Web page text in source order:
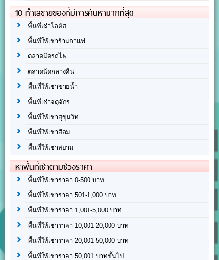
10 ทำเลขายของที่มีการค้นหามากที่สุด
พื้นที่เช่าโลตัส
พื้นที่ให้เช่าร้านกาแฟ
ตลาดนัดรถไฟ
ตลาดนัดกลางคืน
พื้นที่ให้เช่าขายน้ำ
พื้นที่เช่าจตุจักร
พื้นที่ให้เช่าสุขุมวิท
พื้นที่ให้เช่าสีลม
พื้นที่ให้เช่าสยาม
หาพื้นที่เช่าตามช่วงราคา
พื้นที่ให้เช่าราคา 0-500 บาท
พื้นที่ให้เช่าราคา 501-1,000 บาท
พื้นที่ให้เช่าราคา 1,001-5,000 บาท
พื้นที่ให้เช่าราคา 10,001-20,000 บาท
พื้นที่ให้เช่าราคา 20,001-50,000 บาท
พื้นที่ให้เช่าราคา 50,001 บาทขึ้นไป